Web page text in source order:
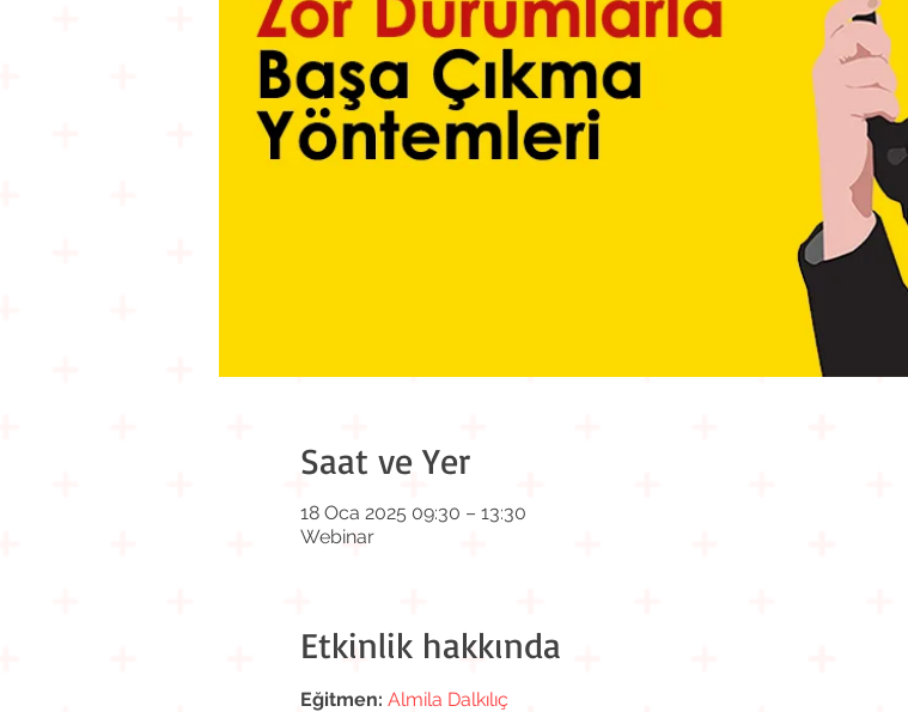
Saat ve Yer
18 Oca 2025 09:30 – 13:30
Webinar
Etkinlik hakkında
Eğitmen: Almila Dalkılıç